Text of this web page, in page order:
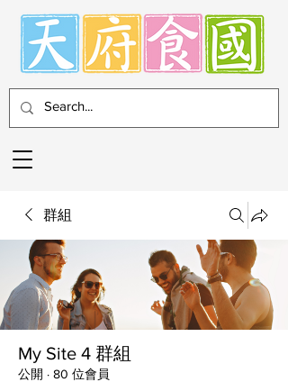
群組
My Site 4 群組
公開 · 80 位會員